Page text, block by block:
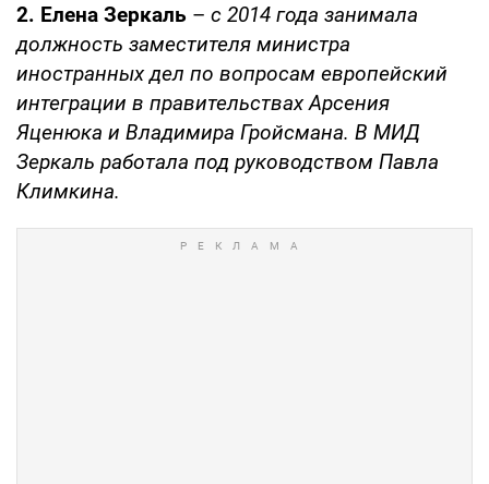
2. Елена Зеркаль – с 2014 года занимала
должность заместителя министра
иностранных дел по вопросам европейский
интеграции в правительствах Арсения
Яценюка и Владимира Гройсмана. В МИД
Зеркаль работала под руководством Павла
Климкина.